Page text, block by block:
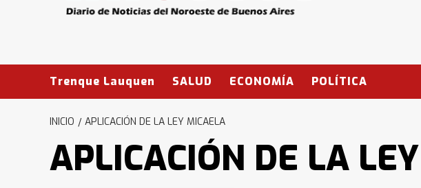
Trenque Lauquen SALUD ECONOMÍA POLÍTICA
INICIO APLICACIÓN DE LA LEY MICAELA
APLICACIÓN DE LA